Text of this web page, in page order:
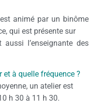
animé par un binôme
qui est présente sur
l’enseignante des
à quelle fréquence ?
un atelier est
h 30 à 11 h 30.